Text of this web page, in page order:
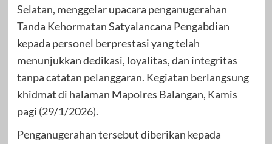
Selatan, menggelar upacara penganugerahan
Tanda Kehormatan Satyalancana Pengabdian
kepada personel berprestasi yang telah
menunjukkan dedikasi, loyalitas, dan integritas
tanpa catatan pelanggaran. Kegiatan berlangsung
khidmat di halaman Mapolres Balangan, Kamis
pagi (29/1/2026).
Penganugerahan tersebut diberikan kepada